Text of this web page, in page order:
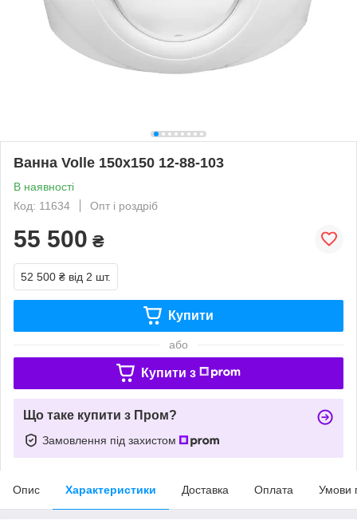
Ванна Volle 150x150 12-88-103
В наявності
Код: 11634
Опт і роздріб
55 500 ₴
52 500 ₴ від 2 шт.
Купити
або
Купити з
Що таке купити з Пром?
Замовлення під захистом
Опис Характеристики Доставка Оплата Умови